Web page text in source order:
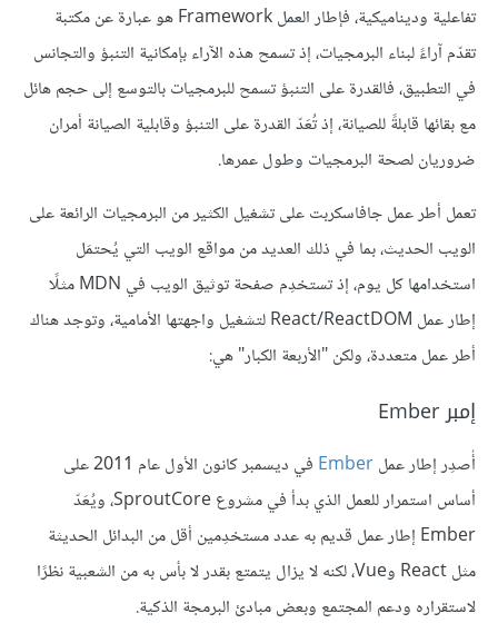
تفاعلية وديناميكية، فإطار العمل Framework هو عبارة عن مكتبة
تقدّم آراءً لبناء البرمجيات، إذ تسمح هذه الآراء بإمكانية التنبؤ والتجانس
في التطبيق، فالقدرة على التنبؤ تسمح للبرمجيات بالتوسع إلى حجم هائل
مع بقائها قابلةً للصيانة، إذ تُعَدّ القدرة على التنبؤ وقابلية الصيانة أمران
ضروريان لصحة البرمجيات وطول عمرها.
تعمل أطر عمل جافاسكربت على تشغيل الكثير من البرمجيات الرائعة على
الويب الحديث، بما في ذلك العديد من مواقع الويب التي يُحتمَل
استخدامها كل يوم، إذ تستخدِم صفحة توثيق الويب في MDN مثلًا
إطار عمل React/ReactDOM لتشغيل واجهتها الأمامية، وتوجد هناك
أطر عمل متعددة، ولكن "الأربعة الكبار" هي:
إمبر Ember
أُصدِر إطار عملEmber
في ديسمبر كانون الأول عام 2011 على
أساس استمرار للعمل الذي بدأ في مشروع SproutCore، ويُعَدّ
Ember إطار عمل قديم به عدد مستخدِمين أقل من البدائل الحديثة
مثل React وVue، لكنه لا يزال يتمتع بقدر لا بأس به من الشعبية نظرًا
لاستقراره ودعم المجتمع وبعض مبادئ البرمجة الذكية.